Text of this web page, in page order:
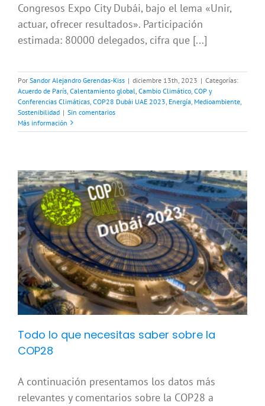
Congresos Expo City Dubái, bajo el lema «Unir,
actuar, ofrecer resultados». Participación
estimada: 80000 delegados, cifra que [...]
Por Sandor Alejandro Gerendas-Kiss | diciembre 13th, 2023 | Categorías:
Acuerdo de París Calentamiento global Cambio Climático COP y
Conferencias Climáticas COP28 Dubái UAE 2023 Energía Medioambiente
Sostenibilidad | Sin comentarios
Más información
Todo lo que necesitas saber sobre la
COP28
A continuación presentamos los datos más
relevantes y comentarios sobre la COP28 a